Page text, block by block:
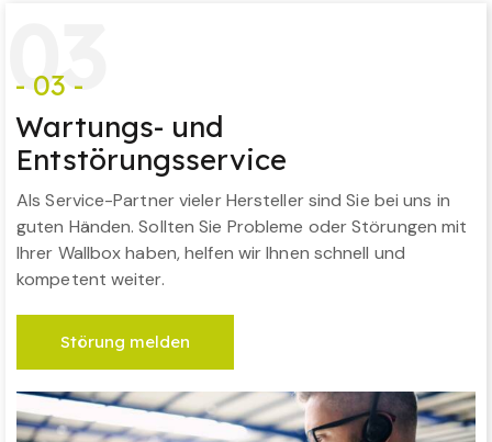
03
- 03 -
Wartungs- und
Entstörungsservice
Als Service-Partner vieler Hersteller sind Sie bei uns in
guten Händen. Sollten Sie Probleme oder Störungen mit
Ihrer Wallbox haben, helfen wir Ihnen schnell und
kompetent weiter.
Störung melden